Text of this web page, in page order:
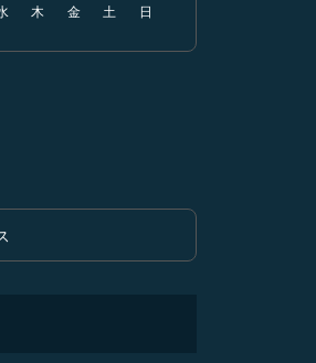
木 金 土 日
ジネスクラス Selected